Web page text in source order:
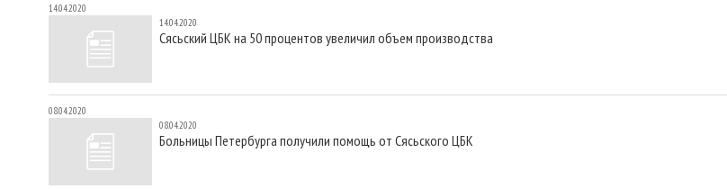
14.04.2020
14.04.2020
Сясьский ЦБК на 50 процентов увеличил объем производства
08.04.2020
08.04.2020
Больницы Петербурга получили помощь от Сясьского ЦБК